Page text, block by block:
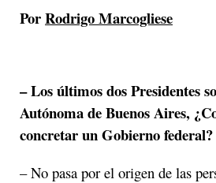
PorRodrigo Marcogliese
– Los últimos dos Presidentes
Autónoma de Buenos Aires,
concretar un Gobierno federal?
– No pasa por el origen de las